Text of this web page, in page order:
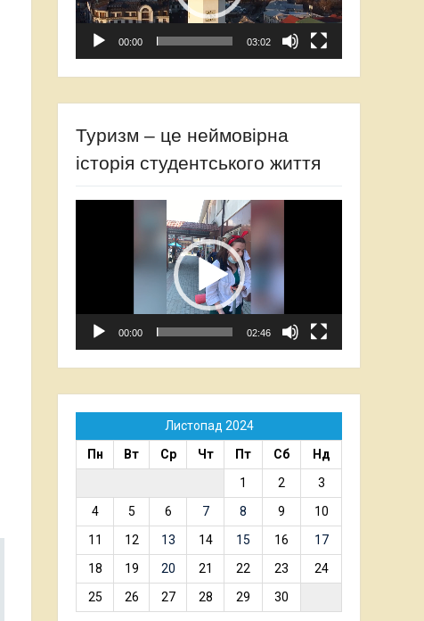
00:00 03:02
Туризм – це неймовірна
історія студентського життя
00:00 02:46
Листопад 2024
Пн
Вт Ср Чт Пт Сб
Нд
1
2
3
4
5 6 7 8 9
10
11
12 13 14 15 16
17
18
19 20 21 22 23
24
25
26 27 28 29 30